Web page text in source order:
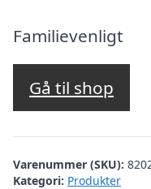
pris
var:
Familievenligt
Gå til shop
Varenummer (SKU):
Kategori: Produkter